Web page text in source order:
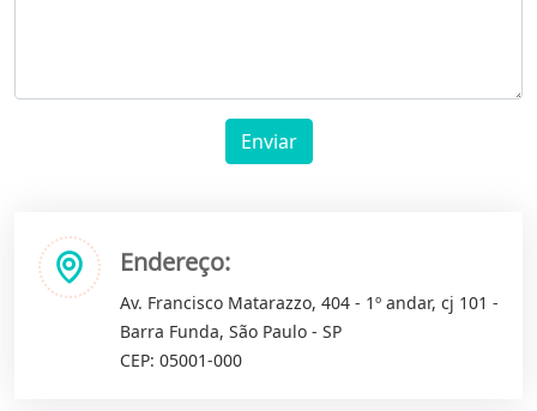
Enviar
Endereço:
Av. Francisco Matarazzo, 404 - 1º andar, cj 101 -
Barra Funda, São Paulo - SP
CEP: 05001-000